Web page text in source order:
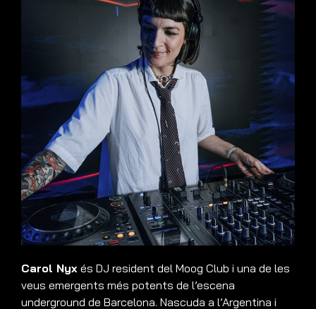
Carol Nyx és DJ resident del Moog Club i una de les
veus emergents més potents de l’escena
underground de Barcelona. Nascuda a l’Argentina i